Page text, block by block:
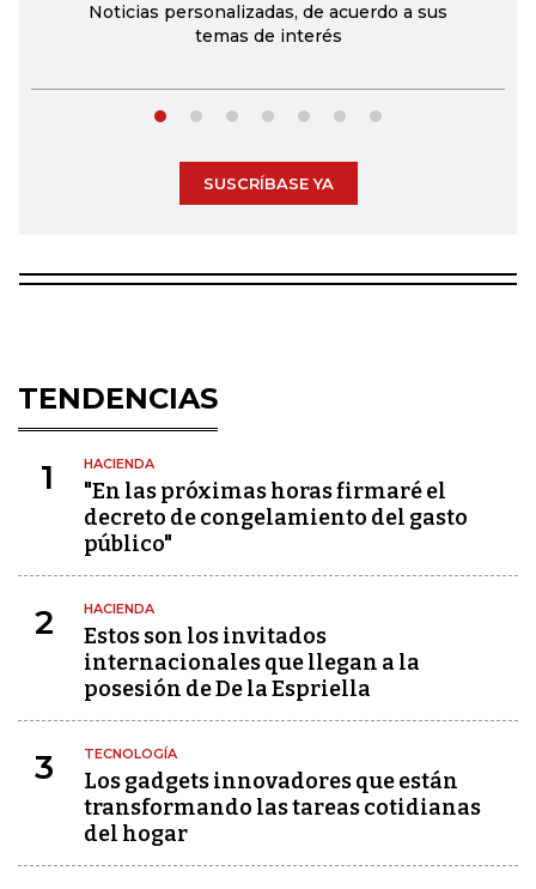
Noticias personalizadas, de acuerdo a sus
temas de interés
SUSCRÍBASE YA
TENDENCIAS
1 HACIENDA
"En las próximas horas firmaré el
decreto de congelamiento del gasto
público"
2 HACIENDA
Estos son los invitados
internacionales que llegan a la
posesión de De la Espriella
3 TECNOLOGÍA
Los gadgets innovadores que están
transformando las tareas cotidianas
del hogar